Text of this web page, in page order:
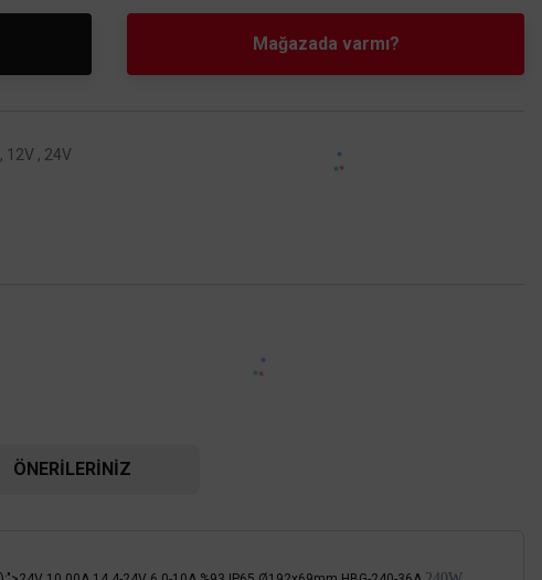
Mağazada varmı?
, 12V , 24V
ÖNERILERINIZ